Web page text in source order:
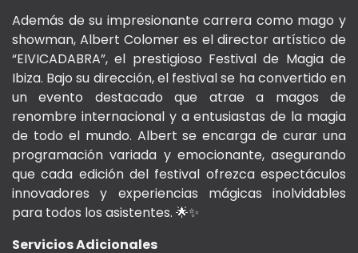
Además de su impresionante carrera como mago y
showman, Albert Colomer es el director artístico de
“EIVICADABRA”, el prestigioso Festival de Magia de
Ibiza. Bajo su dirección, el festival se ha convertido en
un evento destacado que atrae a magos de
renombre internacional y a entusiastas de la magia
de todo el mundo. Albert se encarga de curar una
programación variada y emocionante, asegurando
que cada edición del festival ofrezca espectáculos
innovadores y experiencias mágicas inolvidables
para todos los asistentes. 🌟✨
Servicios Adicionales